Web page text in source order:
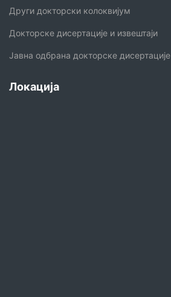
Други докторски колоквијум
Докторске дисертације и извештаји
Јавна одбрана докторске дисертације
Локација